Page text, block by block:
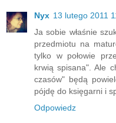
Nyx 13 lutego 2011
Ja sobie właśnie
przedmiotu na
tylko w połowie
krwią spisana". Ale
czasów" będą
pójdę do księgarni i
Odpowiedz